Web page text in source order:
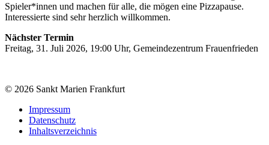
Spieler*innen und machen für alle, die mögen eine Pizzapause.
Interessierte sind sehr herzlich willkommen.
Nächster Termin
Freitag, 31. Juli 2026, 19:00 Uhr, Gemeindezentrum Frauenfrieden
© 2026 Sankt Marien Frankfurt
Impressum
Datenschutz
Inhaltsverzeichnis